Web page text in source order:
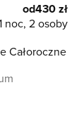
od430 zł
noc, 2 osoby
Całoroczne